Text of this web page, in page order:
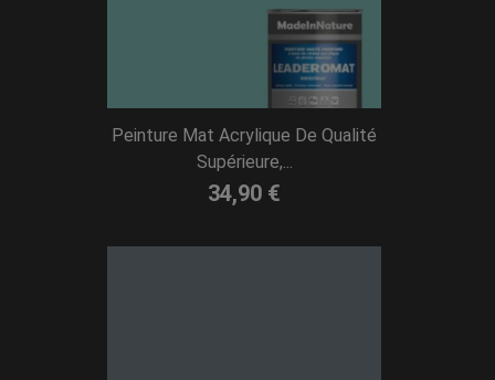
Peinture Mat Acrylique De Qualité
Supérieure,...
34,90 €